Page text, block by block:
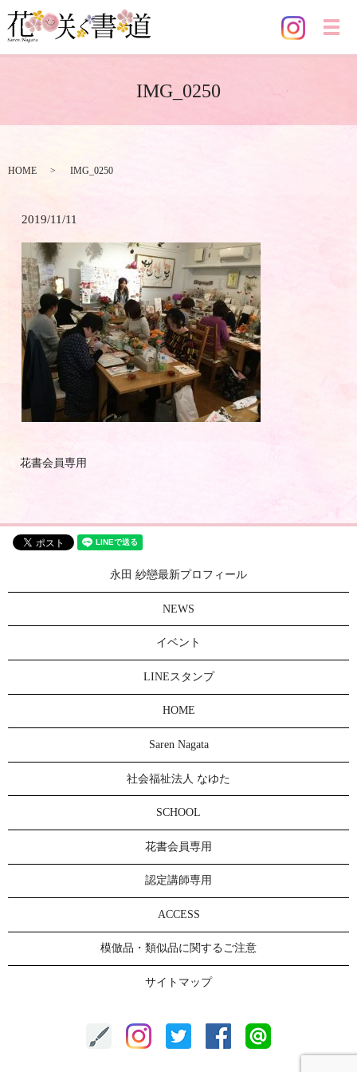
メ
IMG_0250
HOME IMG_0250
2019/11/11
花書会員専用
永田 紗戀最新プロフィール
NEWS
イベント
LINEスタンプ
HOME
Saren Nagata
社会福祉法人 なゆた
SCHOOL
花書会員専用
認定講師専用
ACCESS
模倣品・類似品に関するご注意
サイトマップ